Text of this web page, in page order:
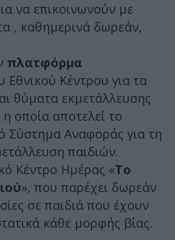
να επικοινωνούν με
, καθημερινά δωρεάν,
πλατφόρμα
Εθνικού Κέντρου για τα
θύματα εκμετάλλευσης
η οποία αποτελεί το
Σύστημα Αναφοράς για τη
παιδιών.
Κέντρο Ημέρας «Το
», που παρέχει δωρεάν
σε παιδιά που έχουν
κάθε μορφής βίας.